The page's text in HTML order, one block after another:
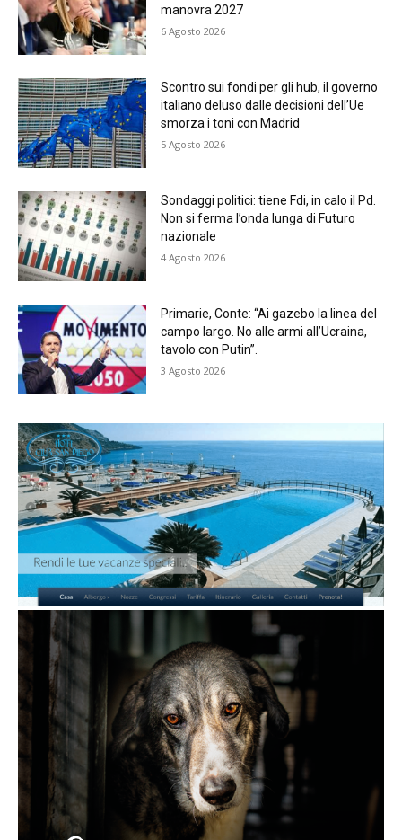
manovra 2027
6 Agosto 2026
Scontro sui fondi per gli hub, il governo
italiano deluso dalle decisioni dell’Ue
smorza i toni con Madrid
5 Agosto 2026
Sondaggi politici: tiene Fdi, in calo il Pd.
Non si ferma l’onda lunga di Futuro
nazionale
4 Agosto 2026
Primarie, Conte: “Ai gazebo la linea del
campo largo. No alle armi all’Ucraina,
tavolo con Putin”.
3 Agosto 2026